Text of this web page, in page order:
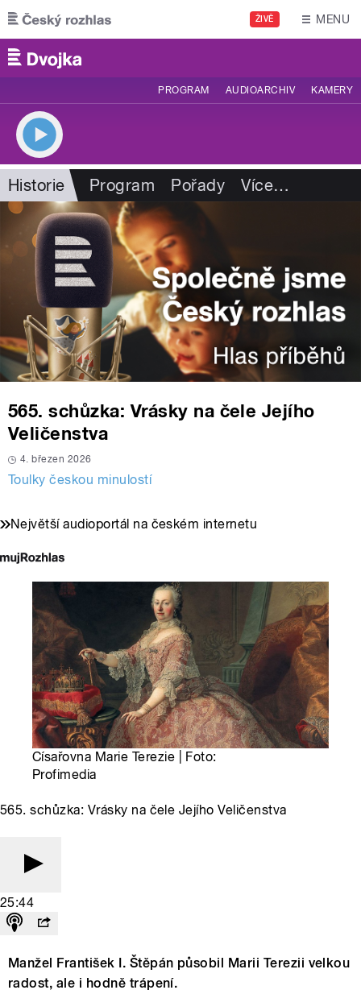
Přejít k hlavnímu obsahu
ŽIVĚ MENU
PROGRAM AUDIOARCHIV KAMERY
Historie Program Pořady Více…
565. schůzka: Vrásky na čele Jejího
Veličenstva
4. březen 2026
Toulky českou minulostí
Největší audioportál na českém internetu
Císařovna Marie Terezie | Foto:
Profimedia
565. schůzka: Vrásky na čele Jejího Veličenstva
25:44
Manžel František I. Štěpán působil Marii Terezii velkou
radost, ale i hodně trápení.